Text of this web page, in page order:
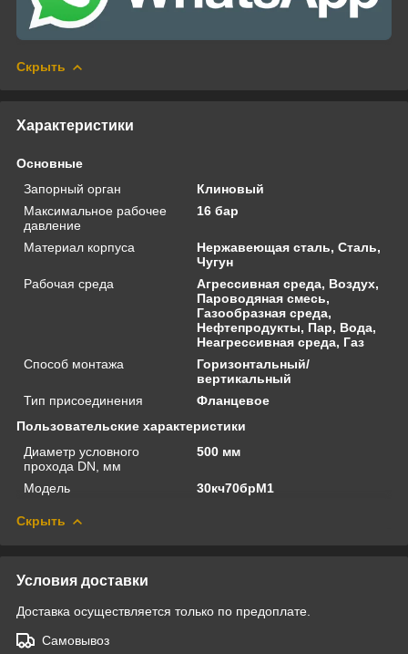
Скрыть
Характеристики
Основные
Запорный орган
Клиновый
Максимальное рабочее
давление
16 бар
Материал корпуса
Нержавеющая сталь, Сталь,
Чугун
Рабочая среда
Агрессивная среда, Воздух,
Пароводяная смесь,
Газообразная среда,
Нефтепродукты, Пар, Вода,
Неагрессивная среда, Газ
Способ монтажа
Горизонтальный/
вертикальный
Тип присоединения
Фланцевое
Пользовательские характеристики
Диаметр условного
прохода DN, мм
500 мм
Модель 30кч70брМ1
Скрыть
Условия доставки
Доставка осуществляется только по предоплате.
Самовывоз